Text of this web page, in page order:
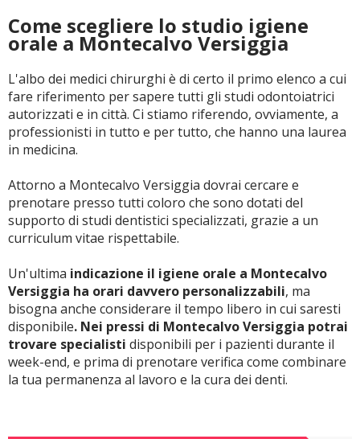
Come scegliere lo studio igiene
orale a Montecalvo Versiggia
L'albo dei medici chirurghi è di certo il primo elenco a cui
fare riferimento per sapere tutti gli studi odontoiatrici
autorizzati e in città. Ci stiamo riferendo, ovviamente, a
professionisti in tutto e per tutto, che hanno una laurea
in medicina.
Attorno a Montecalvo Versiggia dovrai cercare e
prenotare presso tutti coloro che sono dotati del
supporto di studi dentistici specializzati, grazie a un
curriculum vitae rispettabile.
Un'ultima indicazione il igiene orale a Montecalvo
Versiggia ha orari davvero personalizzabili, ma
bisogna anche considerare il tempo libero in cui saresti
disponibile. Nei pressi di Montecalvo Versiggia potrai
trovare specialisti disponibili per i pazienti durante il
week-end, e prima di prenotare verifica come combinare
la tua permanenza al lavoro e la cura dei denti.